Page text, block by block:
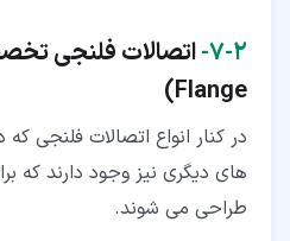
۲‏-‏۷‏-
Flange
)
در کنار انواع اتصالات فلنجی که
های دیگری نیز وجود دارند که
طراحی می شوند.